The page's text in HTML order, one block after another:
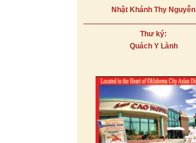
Nhật Khánh Thy Nguyễn
Thư ký:
Quách Y Lành